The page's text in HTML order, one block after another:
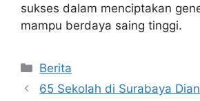
sukses dalam menciptakan
mampu berdaya saing tinggi.
Kategori
Berita
65 Sekolah di Surabaya